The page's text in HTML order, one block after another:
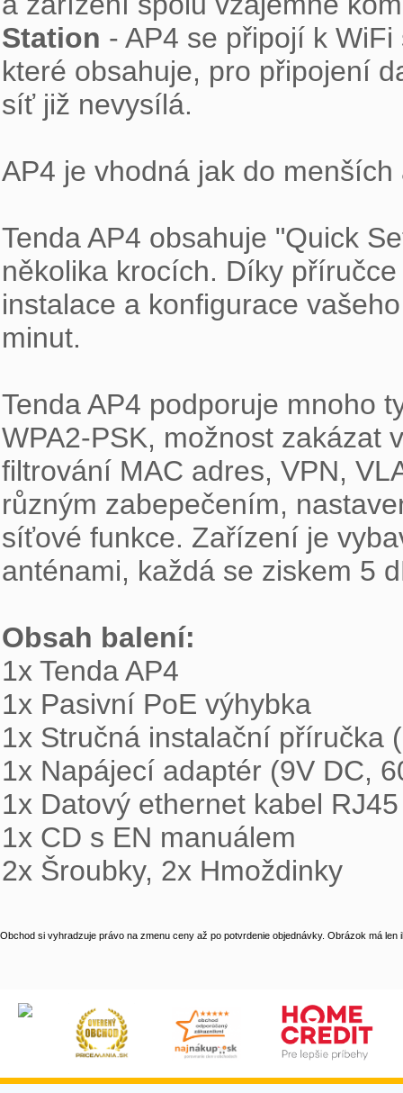
Station - AP4 se připojí k
které obsahuje, pro připojení
síť již nevysílá.
AP4 je vhodná jak do
Tenda AP4 obsahuje "Quick
několika krocích. Díky
instalace a konfigurace
minut.
Tenda AP4 podporuje mnoho
WPA2-PSK, možnost zakázat
filtrování MAC adres, VPN,
různým zabepečením,
síťové funkce. Zařízení je
anténami, každá se ziskem 5
Obsah balení:
1x Tenda AP4
1x Pasivní PoE výhybka
1x Stručná instalační příručka
1x Napájecí adaptér (9V DC,
1x Datový ethernet kabel RJ45
1x CD s EN manuálem
2x Šroubky, 2x Hmoždinky
Obchod si vyhradzuje právo na zmenu ceny až po potvrdenie objednávky. Obrázok má len